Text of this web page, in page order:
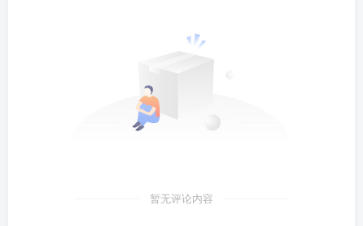
暂无评论内容